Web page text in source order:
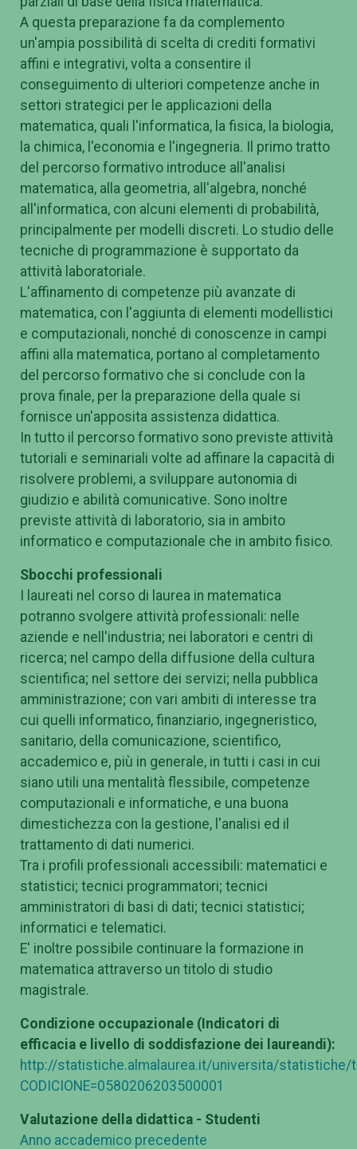
A questa preparazione fa da complemento
un'ampia possibilità di scelta di crediti formativi
affini e integrativi, volta a consentire il
conseguimento di ulteriori competenze anche in
settori strategici per le applicazioni della
matematica, quali l'informatica, la fisica, la biologia,
la chimica, l'economia e l'ingegneria. Il primo tratto
del percorso formativo introduce all'analisi
matematica, alla geometria, all'algebra, nonché
all'informatica, con alcuni elementi di probabilità,
principalmente per modelli discreti. Lo studio delle
tecniche di programmazione è supportato da
attività laboratoriale.
L'affinamento di competenze più avanzate di
matematica, con l'aggiunta di elementi modellistici
e computazionali, nonché di conoscenze in campi
affini alla matematica, portano al completamento
del percorso formativo che si conclude con la
prova finale, per la preparazione della quale si
fornisce un'apposita assistenza didattica.
In tutto il percorso formativo sono previste attività
tutoriali e seminariali volte ad affinare la capacità di
risolvere problemi, a sviluppare autonomia di
giudizio e abilità comunicative. Sono inoltre
previste attività di laboratorio, sia in ambito
informatico e computazionale che in ambito fisico.
Sbocchi professionali
I laureati nel corso di laurea in matematica
potranno svolgere attività professionali: nelle
aziende e nell'industria; nei laboratori e centri di
ricerca; nel campo della diffusione della cultura
scientifica; nel settore dei servizi; nella pubblica
amministrazione; con vari ambiti di interesse tra
cui quelli informatico, finanziario, ingegneristico,
sanitario, della comunicazione, scientifico,
accademico e, più in generale, in tutti i casi in cui
siano utili una mentalità flessibile, competenze
computazionali e informatiche, e una buona
dimestichezza con la gestione, l'analisi ed il
trattamento di dati numerici.
Tra i profili professionali accessibili: matematici e
statistici; tecnici programmatori; tecnici
amministratori di basi di dati; tecnici statistici;
informatici e telematici.
E' inoltre possibile continuare la formazione in
matematica attraverso un titolo di studio
magistrale.
Condizione occupazionale (Indicatori di
efficacia e livello di soddisfazione dei laureandi):
http://statistiche.almalaurea.it/universita/statistiche/
CODICIONE=0580206203500001
Valutazione della didattica - Studenti
Anno accademico precedente